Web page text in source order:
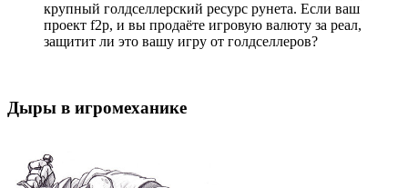
крупный голдселлерский ресурс рунета. Если ваш
проект f2p, и вы продаёте игровую валюту за реал,
защитит ли это вашу игру от голдселлеров?
Дыры в игромеханике